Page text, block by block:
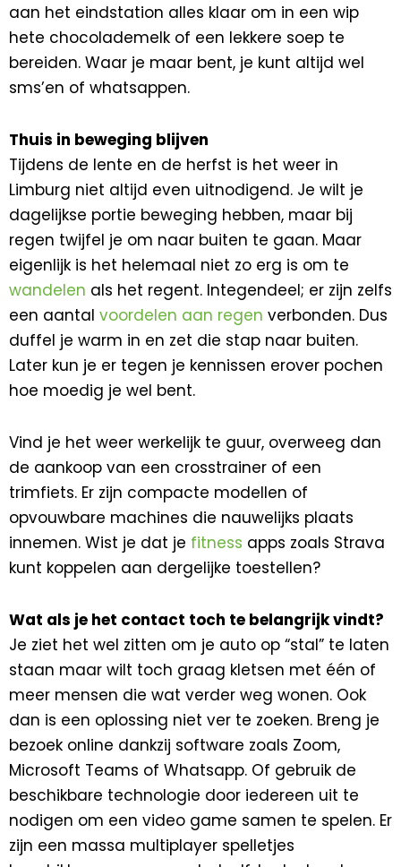
aan het eindstation alles klaar om in een wip
hete chocolademelk of een lekkere soep te
bereiden. Waar je maar bent, je kunt altijd wel
sms’en of whatsappen.
Thuis in beweging blijven
Tijdens de lente en de herfst is het weer in
Limburg niet altijd even uitnodigend. Je wilt je
dagelijkse portie beweging hebben, maar bij
regen twijfel je om naar buiten te gaan. Maar
eigenlijk is het helemaal niet zo erg is om te
wandelen als het regent. Integendeel; er zijn zelfs
een aantal voordelen aan regen verbonden. Dus
duffel je warm in en zet die stap naar buiten.
Later kun je er tegen je kennissen erover pochen
hoe moedig je wel bent.
Vind je het weer werkelijk te guur, overweeg dan
de aankoop van een crosstrainer of een
trimfiets. Er zijn compacte modellen of
opvouwbare machines die nauwelijks plaats
innemen. Wist je dat je fitness apps zoals Strava
kunt koppelen aan dergelijke toestellen?
Wat als je het contact toch te belangrijk vindt?
Je ziet het wel zitten om je auto op “stal” te laten
staan maar wilt toch graag kletsen met één of
meer mensen die wat verder weg wonen. Ook
dan is een oplossing niet ver te zoeken. Breng je
bezoek online dankzij software zoals Zoom,
Microsoft Teams of Whatsapp. Of gebruik de
beschikbare technologie door iedereen uit te
nodigen om een video game samen te spelen. Er
zijn een massa multiplayer spelletjes